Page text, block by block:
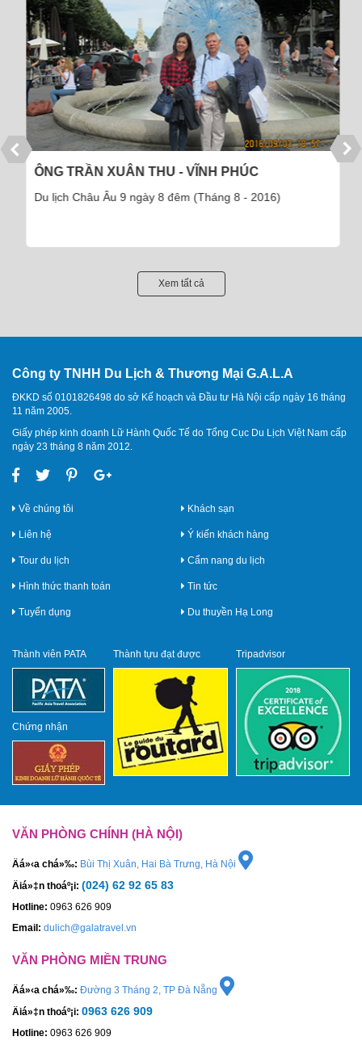
ÔNG TRẦN XUÂN THU - VĨNH PHÚC
Du lịch Châu Âu 9 ngày 8 đêm (Tháng 8 - 2016)
Xem tất cả
Công ty TNHH Du Lịch & Thương Mại G.A.L.A
ĐKKD số 0101826498 do sở Kế hoạch và Đầu tư Hà Nội cấp ngày 16 tháng
11 năm 2005.
Giấy phép kinh doanh Lữ Hành Quốc Tế do Tổng Cục Du Lịch Việt Nam cấp
ngày 23 tháng 8 năm 2012.
Về chúng tôi
Liên hệ
Tour du lịch
Hình thức thanh toán
Tuyển dụng
Khách sạn
Ý kiến khách hàng
Cẩm nang du lịch
Tin tức
Du thuyền Hạ Long
Thành viên PATA
Chứng nhận
Thành tựu đạt được Tripadvisor
VĂN PHÒNG CHÍNH (HÀ NỘI)
Äá»‹a chá»‰: Bùi Thị Xuân, Hai Bà Trưng, Hà Nội
Äiá»‡n thoáº¡i: (024) 62 92 65 83
Hotline: 0963 626 909
Email: dulich@galatravel.vn
VĂN PHÒNG MIỀN TRUNG
Äá»‹a chá»‰: Đường 3 Tháng 2, TP Đà Nẵng
Äiá»‡n thoáº¡i: 0963 626 909
Hotline: 0963 626 909